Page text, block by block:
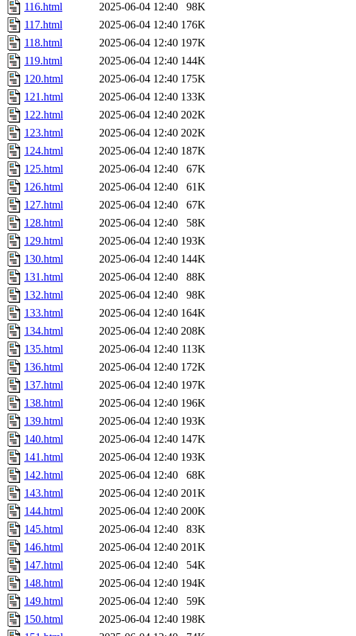
116.html
2025-06-04 12:40
98K
117.html
2025-06-04 12:40 176K
118.html
2025-06-04 12:40 197K
119.html
2025-06-04 12:40 144K
120.html
2025-06-04 12:40 175K
121.html
2025-06-04 12:40 133K
122.html
2025-06-04 12:40 202K
123.html
2025-06-04 12:40 202K
124.html
2025-06-04 12:40 187K
125.html
2025-06-04 12:40
67K
126.html
2025-06-04 12:40
61K
127.html
2025-06-04 12:40
67K
128.html
2025-06-04 12:40
58K
129.html
2025-06-04 12:40 193K
130.html
2025-06-04 12:40 144K
131.html
2025-06-04 12:40
88K
132.html
2025-06-04 12:40
98K
133.html
2025-06-04 12:40 164K
134.html
2025-06-04 12:40 208K
135.html
2025-06-04 12:40 113K
136.html
2025-06-04 12:40 172K
137.html
2025-06-04 12:40 197K
138.html
2025-06-04 12:40 196K
139.html
2025-06-04 12:40 193K
140.html
2025-06-04 12:40 147K
141.html
2025-06-04 12:40 193K
142.html
2025-06-04 12:40
68K
143.html
2025-06-04 12:40 201K
144.html
2025-06-04 12:40 200K
145.html
2025-06-04 12:40
83K
146.html
2025-06-04 12:40 201K
147.html
2025-06-04 12:40
54K
148.html
2025-06-04 12:40 194K
149.html
2025-06-04 12:40
59K
150.html
2025-06-04 12:40 198K